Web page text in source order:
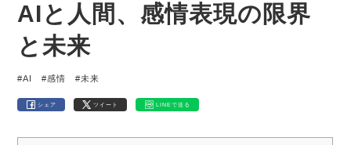
AIと人間、感情表現の限界
と未来
#AI #感情 #未来
シェア ツイート LINEで送る